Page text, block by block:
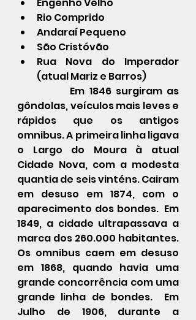
Engenho Velho
Rio Comprido
Andaraí Pequeno
São Cristóvão
Rua Nova do Imperador
(atual Mariz e Barros)
            Em
1846 surgiram as
gôndolas, veículos mais leves e
rápidos que os antigos
omnibus. A primeira linha ligava
Cidade Nova, com a modesta
quantia de seis vinténs. Cairam
em desuso em 1874, com o
aparecimento dos bondes
1849, a cidade ultrapassava a
marca dos 260.000 habitantes.
Os omnibus caem em desuso
em 1868, quando havia uma
grande concorrência com uma
grande linha de bondes.  Em
Julho de 1906, durante a